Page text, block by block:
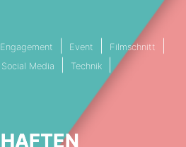
Engagement Event
Filmschnitt
Social Media
Technik